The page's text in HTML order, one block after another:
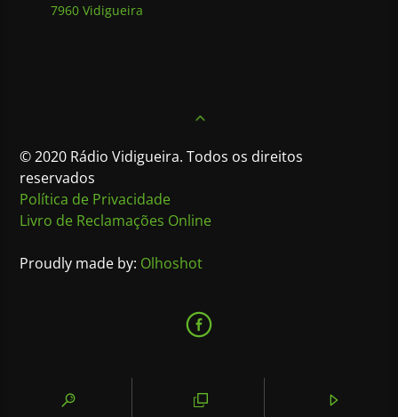
7960 Vidigueira
© 2020 Rádio Vidigueira. Todos os direitos
reservados
Política de Privacidade
Livro de Reclamações Online
Proudly made by: Olhoshot